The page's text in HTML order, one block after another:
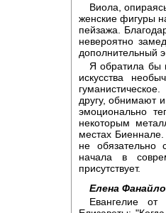
Виола,
женские фигуры
пейзажа.
невероятно
дополнительный
Я обратила бы
искусства
другу, обнимают и
эмоционально
некоторым
местах
не обязательно
начала в
присутствует.
Елена
Евангелие